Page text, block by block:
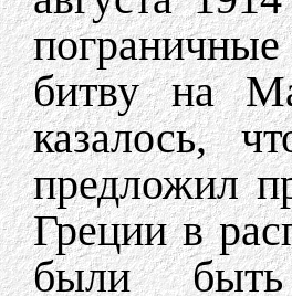
битву на
казалось,
предложил
Греции в
были